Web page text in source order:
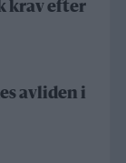
krav efter
avliden i